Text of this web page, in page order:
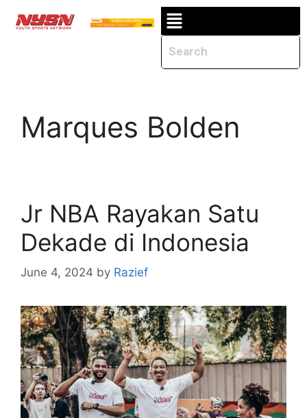
Marques Bolden
Jr NBA Rayakan Satu
Dekade di Indonesia
June 4, 2024 by Razief